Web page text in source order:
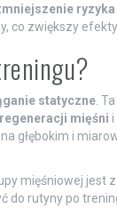
co zwiększy
statyczne.
regeneracji mięśni
głębokim i
mięśniowej jest
do rutyny po